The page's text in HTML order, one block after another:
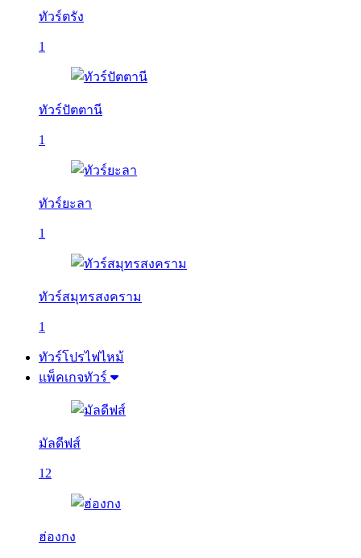
ทัวร์ตรัง
1
ทัวร์ปัตตานี
1
ทัวร์ยะลา
1
ทัวร์สมุทรสงคราม
1
ทัวร์โปรไฟไหม้
แพ็คเกจทัวร์
มัลดีฟส์
12
ฮ่องกง